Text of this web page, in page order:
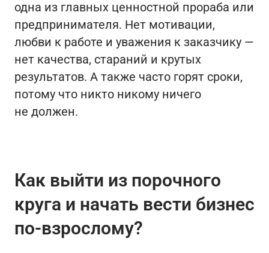
одна из главных ценностной прораба или
предпринимателя. Нет мотивации,
любви к работе и уважения к заказчику —
нет качества, стараний и крутых
результатов. А также часто горят сроки,
потому что никто никому ничего
не должен.
Как выйти из порочного
круга и начать вести бизнес
по-взрослому?